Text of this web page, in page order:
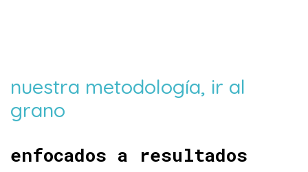
nuestra metodología, ir al
grano
enfocados a resultados